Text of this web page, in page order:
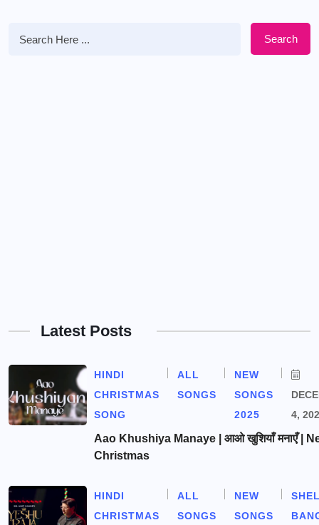
Search
Latest Posts
HINDI
CHRISTMAS
SONG
ALL
SONGS
NEW
SONGS
2025
4,
Aao Khushiya Manaye | आओ खुशियाँ मनाएँ |
Christmas
HINDI
CHRISTMAS
ALL
SONGS
NEW
SONGS